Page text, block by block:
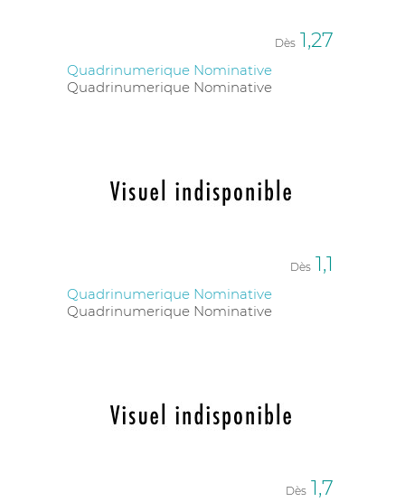
Dès 1,27
Quadrinumerique Nominative
Quadrinumerique Nominative
Dès 1,1
Quadrinumerique Nominative
Quadrinumerique Nominative
Dès 1,7